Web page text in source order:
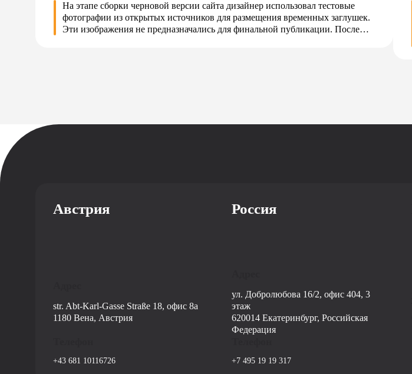
На этапе сборки черновой версии сайта дизайнер использовал тестовые
фотографии из открытых источников для размещения временных заглушек.
Эти изображения не предназначались для финальной публикации. После…
Австрия
str. Abt-Karl-Gasse Straße 18, офис 8a
1180 Вена, Австрия
+43 681 10116726
Россия
ул. Добролюбова 16/2, офис 404, 3
этаж
620014 Екатеринбург, Российская
Федерация
+7 495 19 19 317